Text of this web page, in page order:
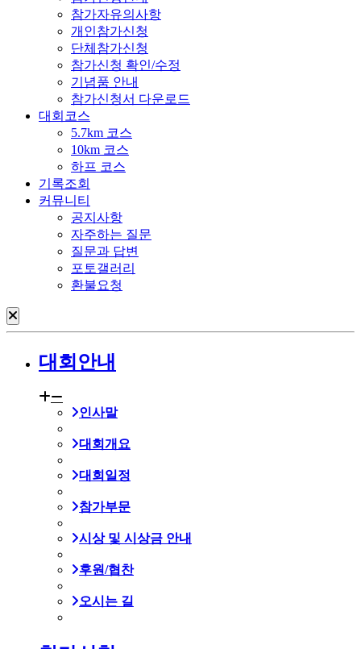
참가자유의사항
개인참가신청
단체참가신청
참가신청 확인/수정
기념품 안내
참가신청서 다운로드
대회코스
5.7km 코스
10km 코스
하프 코스
기록조회
커뮤니티
공지사항
자주하는 질문
질문과 답변
포토갤러리
환불요청
대회안내
인사말
대회개요
대회일정
참가부문
시상 및 시상금 안내
후원/협찬
오시는 길